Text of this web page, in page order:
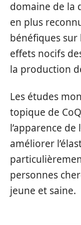
domaine de la
en plus
bénéfiques
effets nocifs
la production
Les études
topique de
l’apparence
améliorer
personnes
jeune et saine.